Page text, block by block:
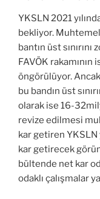
YKSLN 2021
bekliyor.
bantın üst
FAVÖK rakamının
öngörülüyor.
bu bandın üst
olarak ise 16-
revize edilmesi
kar getiren YKSLN
kar getirecek
bültende net kar
odaklı çalışmalar